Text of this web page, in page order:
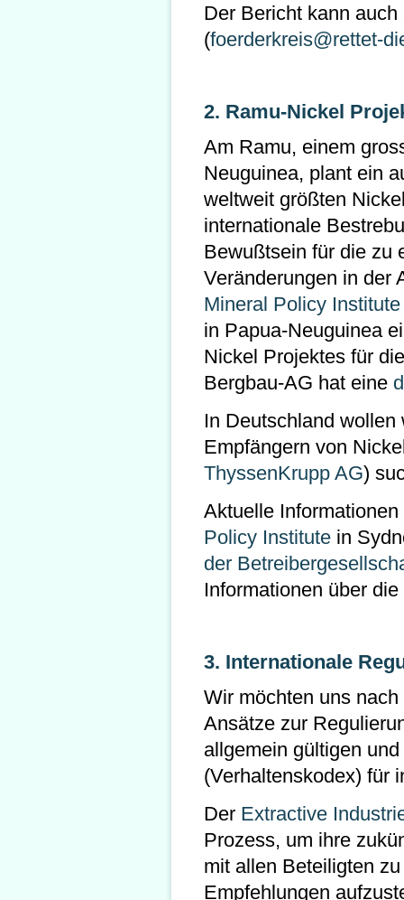
Der Bericht kann
(foerderkreis@rettet-
2. Ramu-Nickel
Am Ramu, einem
Neuguinea, plant ein
weltweit größten
internationale
Bewußtsein für die zu
Veränderungen in der
Mineral Policy Institute
in Papua-Neuguinea
Nickel Projektes für
Bergbau-AG hat eine
In Deutschland
Empfängern von
ThyssenKrupp AG)
Aktuelle
Policy Institute in
der
Informationen über
3. Internationale
Wir möchten uns
Ansätze zur
allgemein gültigen
(Verhaltenskodex) für
Der Extractive
Prozess, um ihre
mit allen Beteiligten
Empfehlungen